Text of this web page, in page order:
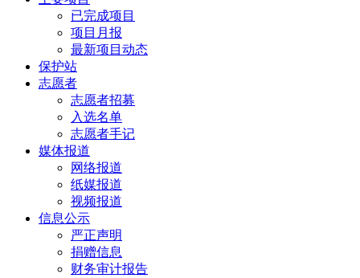
已完成项目
项目月报
最新项目动态
保护站
志愿者
志愿者招募
入选名单
志愿者手记
媒体报道
网络报道
纸媒报道
视频报道
信息公示
严正声明
捐赠信息
财务审计报告